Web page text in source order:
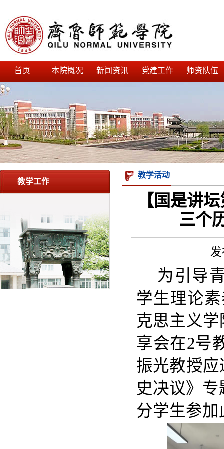
首页 本院概况 新闻资讯 党建工作 师资队伍
教学工作
教学活动
【国是讲
三个
为引导
学生理论
克思主义
享会在2号
振光教授
史决议》
分学生参